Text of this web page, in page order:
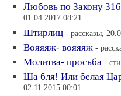
Любовь по Закону
01.04.2017 08:21
Штирлиц - рассказы,
Вояяяж- вояяяж -
Молитва- просьба -
Ша бля! Или белая
02.11.2015 00:01